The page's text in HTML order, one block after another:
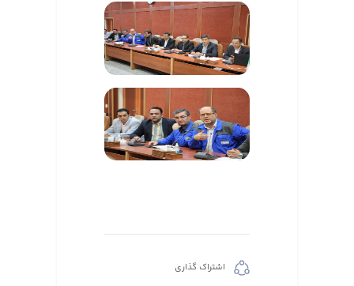
اشتراک گذاری